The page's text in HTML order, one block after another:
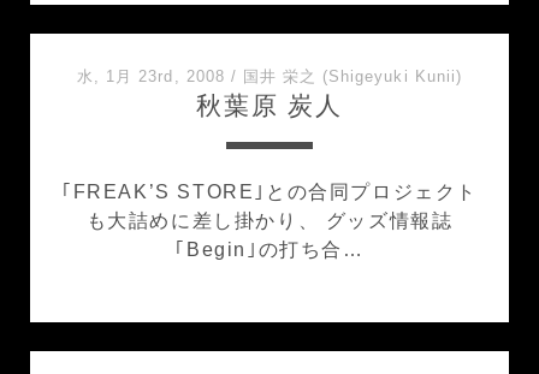
水, 1月 23rd, 2008 / 国井 栄之 (Shigeyuki Kunii)
秋葉原 炭人
｢FREAK’S STORE｣との合同プロジェクト
も大詰めに差し掛かり、 グッズ情報誌
｢Begin｣の打ち合…